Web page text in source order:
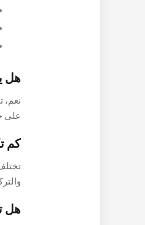
هل
نعم،
على
كم
هل